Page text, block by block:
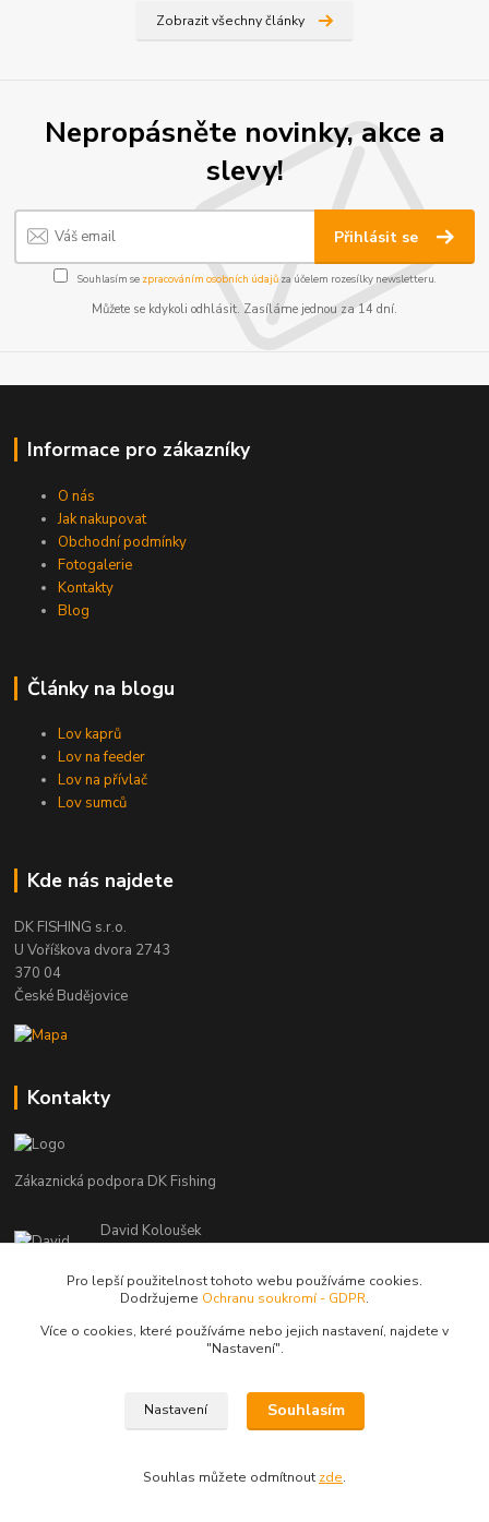
Zobrazit všechny články
Nepropásněte novinky, akce a
slevy!
Přihlásit se
Souhlasím se zpracováním osobních údajůza účelem rozesílky newsletteru.
Můžete se kdykoli odhlásit. Zasíláme jednou za 14 dní.
Informace pro zákazníky
O nás
Jak nakupovat
Obchodní podmínky
Fotogalerie
Kontakty
Blog
Články na blogu
Lov kaprů
Lov na feeder
Lov na přívlač
Lov sumců
Kde nás najdete
DK FISHING s.r.o.
U Voříškova dvora 2743
370 04
České Budějovice
Kontakty
Zákaznická podpora DK Fishing
David Koloušek
(Po-Pá, 7-18 hod.)
© Copyright 2026 - DK FISHING s.r.o.
Pro lepší použitelnost tohoto webu používáme cookies.
Dodržujeme Ochranu soukromí - GDPR.
Více o cookies, které používáme nebo jejich nastavení, najdete v
"Nastavení".
Nastavení Souhlasím
Souhlas můžete odmítnout zde.